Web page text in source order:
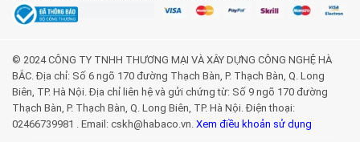
© 2024 CÔNG TY TNHH THƯƠNG MẠI VÀ XÂY DỰNG CÔNG NGHỆ HÀ
BẮC. Địa chỉ: Số 6 ngõ 170 đường Thạch Bàn, P. Thạch Bàn, Q. Long
Biên, TP. Hà Nội. Địa chỉ liên hệ và gửi chứng từ: Số 9 ngõ 170 đường
Thạch Bàn, P. Thạch Bàn, Q. Long Biên, TP. Hà Nội. Điện thoại:
02466739981 . Email: cskh@habaco.vn. Xem điều khoản sử dụng